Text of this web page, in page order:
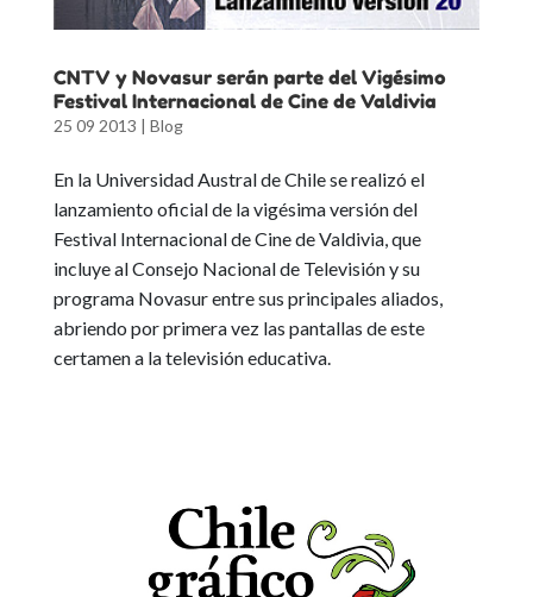
CNTV y Novasur serán parte del Vigésimo
Festival Internacional de Cine de Valdivia
25 09 2013 | Blog
En la Universidad Austral de Chile se realizó el
lanzamiento oficial de la vigésima versión del
Festival Internacional de Cine de Valdivia, que
incluye al Consejo Nacional de Televisión y su
programa Novasur entre sus principales aliados,
abriendo por primera vez las pantallas de este
certamen a la televisión educativa.